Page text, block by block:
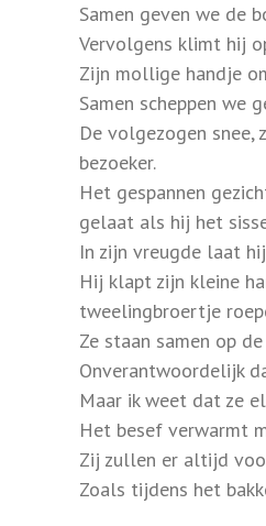
Samen geven we de
Vervolgens klimt hij
Zijn mollige handje
Samen scheppen we
De volgezogen snee,
bezoeker.
Het gespannen
gelaat als hij het
In zijn vreugde laat
Hij klapt zijn kleine
tweelingbroertje
Ze staan samen op
Onverantwoordelijk
Maar ik weet dat ze
Het besef verwarmt
Zij zullen er altijd
Zoals tijdens het